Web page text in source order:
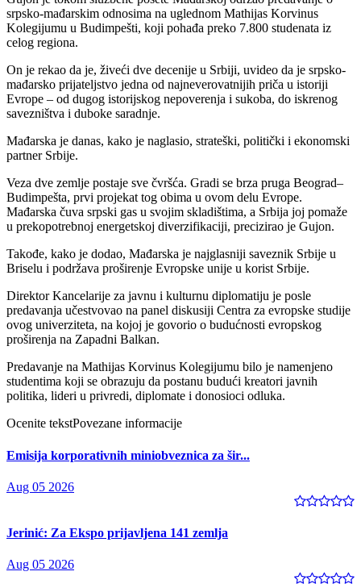
srpsko-mađarskim odnosima na uglednom Mathijas Korvinus
Kolegijumu u Budimpešti, koji pohađa preko 7.800 studenata iz
celog regiona.
On je rekao da je, živeći dve decenije u Srbiji, uvideo da je srpsko-
mađarsko prijateljstvo jedna od najneverovatnijih priča u istoriji
Evrope – od dugog istorijskog nepoverenja i sukoba, do iskrenog
savezništva i duboke saradnje.
Mađarska je danas, kako je naglasio, strateški, politički i ekonomski
partner Srbije.
Veza dve zemlje postaje sve čvršća. Gradi se brza pruga Beograd–
Budimpešta, prvi projekat tog obima u ovom delu Evrope.
Mađarska čuva srpski gas u svojim skladištima, a Srbija joj pomaže
u prekopotrebnoj energetskoj diverzifikaciji, precizirao je Gujon.
Takođe, kako je dodao, Mađarska je najglasniji saveznik Srbije u
Briselu i podržava proširenje Evropske unije u korist Srbije.
Direktor Kancelarije za javnu i kulturnu diplomatiju je posle
predavanja učestvovao na panel diskusiji Centra za evropske studije
ovog univerziteta, na kojoj je govorio o budućnosti evropskog
proširenja na Zapadni Balkan.
Predavanje na Mathijas Korvinus Kolegijumu bilo je namenjeno
studentima koji se obrazuju da postanu budući kreatori javnih
politika, lideri u privredi, diplomate i donosioci odluka.
Ocenite tekstPovezane informacije
Emisija korporativnih miniobveznica za šir...
Aug 05 2026
Jerinić: Za Ekspo prijavljena 141 zemlja
Aug 05 2026